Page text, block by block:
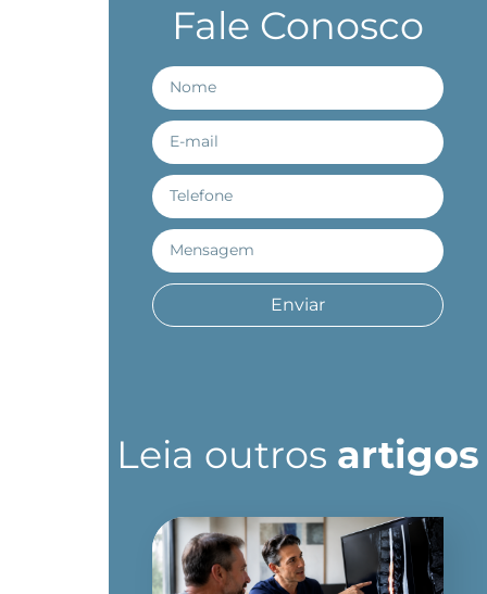
Fale Conosco
Enviar
Leia outros artigos